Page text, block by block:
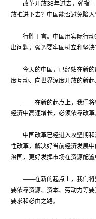
改革开放38年过去，弹指一
放推进下去？中国能否避免陷入
行胜于言。中国用实际行动
出问题，强调要牢固树立和坚
今天的中国，已经站在新的
度互动、向世界深度开放的新
——在新的起点上，我们将坚
经济中高速增长，必须依靠改
中国改革已经进入攻坚期和
性改革，解决好当前经济发展
治国，更好发挥市场在资源配置
——在新的起点上，我们将坚
要依靠资源、资本、劳动力等
要求和必由之路。